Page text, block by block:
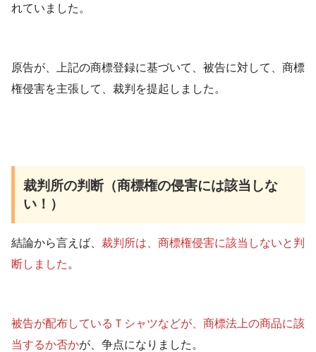
れていました。
原告が、上記の商標登録に基づいて、被告に対して、商標
権侵害を主張して、裁判を提起しました。
裁判所の判断（商標権の侵害には該当しな
い！）
結論から言えば、 裁判所は、商標権侵害に該当しないと判
断しました 。
被告が配布しているＴシャツなどが、商標法上の商品に該
当するか否かが、争点になりました。